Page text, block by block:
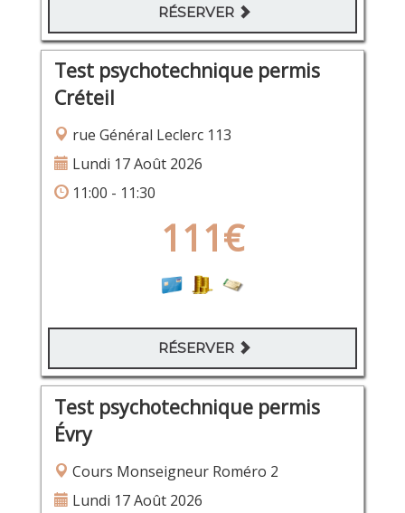
RÉSERVER
Test psychotechnique permis
Créteil
rue Général Leclerc 113
Lundi 17 Août 2026
11:00 - 11:30
111€
RÉSERVER
Test psychotechnique permis
Évry
Cours Monseigneur Roméro 2
Lundi 17 Août 2026